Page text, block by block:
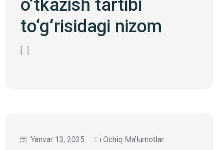
o‘tkazish tartibi
to‘g‘risidagi nizom
[...]
Yanvar 13, 2025 Ochiq Ma'lumotlar